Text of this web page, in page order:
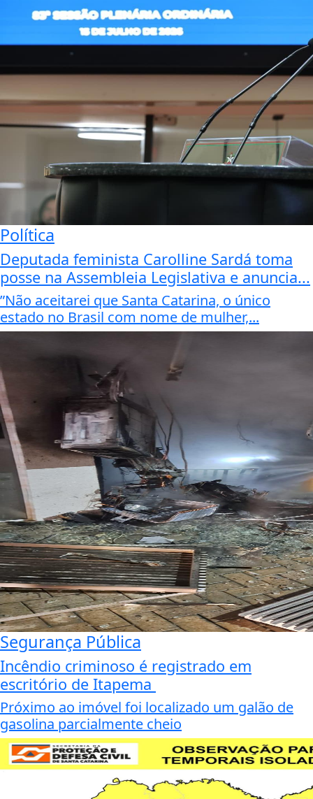
Política
Deputada feminista Carolline Sardá toma
posse na Assembleia Legislativa e anuncia...
”Não aceitarei que Santa Catarina, o único
estado no Brasil com nome de mulher,...
Segurança Pública
Incêndio criminoso é registrado em
escritório de Itapema
Próximo ao imóvel foi localizado um galão de
gasolina parcialmente cheio